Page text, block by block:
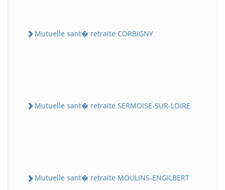
Mutuelle sant� retraite CORBIGNY
Mutuelle sant� retraite SERMOISE-SUR-LOIRE
Mutuelle sant� retraite MOULINS-ENGILBERT